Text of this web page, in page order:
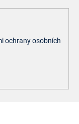
ochrany osobních